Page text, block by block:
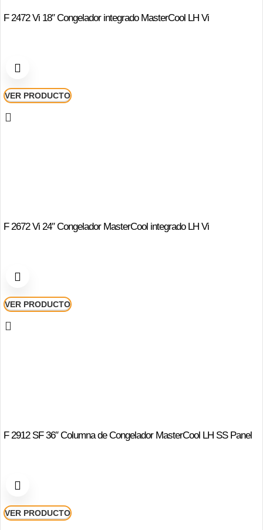
F 2472 Vi 18″ Congelador integrado MasterCool LH Vi
VER PRODUCTO
F 2672 Vi 24″ Congelador MasterCool integrado LH Vi
VER PRODUCTO
F 2912 SF 36″ Columna de Congelador MasterCool LH SS Panel
VER PRODUCTO